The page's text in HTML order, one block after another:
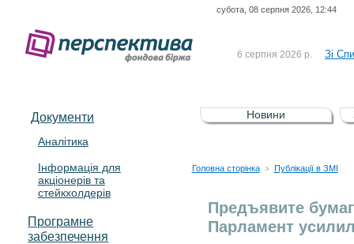
субота, 08 серпня 2026, 12:44
6 серпня 2026 р. Зі
5 серпня 2026 р.
Зі
UA4000232607)
4 серпня 2026 р.
До
Документи
Аналітика
Інформація для
акціонерів та
стейкхолдерів
Програмне
забезпечення
Новини
Головна сторінка > Публікації в ЗМІ
Предъявите
Парламент